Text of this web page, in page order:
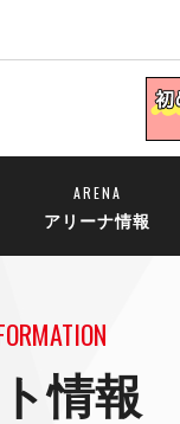
ARENA
アリーナ情報
情報